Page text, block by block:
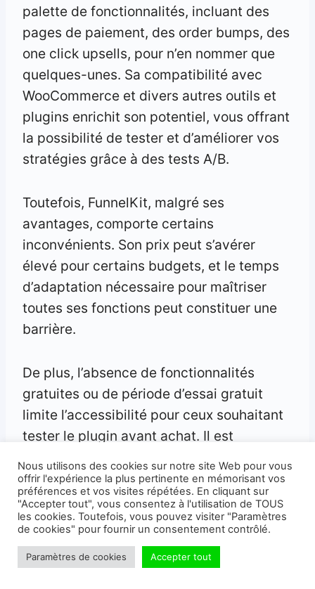
palette de fonctionnalités, incluant des
pages de paiement, des order bumps, des
one click upsells, pour n’en nommer que
quelques-unes. Sa compatibilité avec
WooCommerce et divers autres outils et
plugins enrichit son potentiel, vous offrant
la possibilité de tester et d’améliorer vos
stratégies grâce à des tests A/B.
Toutefois, FunnelKit, malgré ses
avantages, comporte certains
inconvénients. Son prix peut s’avérer
élevé pour certains budgets, et le temps
d’adaptation nécessaire pour maîtriser
toutes ses fonctions peut constituer une
barrière.
De plus, l’absence de fonctionnalités
gratuites ou de période d’essai gratuit
limite l’accessibilité pour ceux souhaitant
tester le plugin avant achat. Il est
pourrait ne pas s’intégrer avec certains
outils ou plugins spécifiques que vous
utilisez déjà.
Alors, est-ce que FunnelKit mérite votre
Nous utilisons des cookies sur notre site Web pour vous
offrir l'expérience la plus pertinente en mémorisant vos
préférences et vos visites répétées. En cliquant sur
"Accepter tout", vous consentez à l'utilisation de TOUS
les cookies. Toutefois, vous pouvez visiter "Paramètres
de cookies" pour fournir un consentement contrôlé.
Paramètres de cookies Accepter tout